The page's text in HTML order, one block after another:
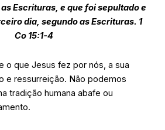
Escrituras, e que foi sepultado e
dia, segundo as Escrituras. 1
Co 15:1-4
o que Jesus fez por nós, a sua
e ressurreição. Não podemos
tradição humana abafe ou